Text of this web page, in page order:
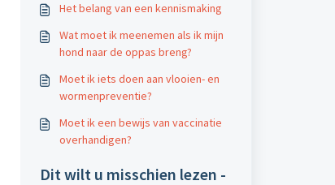
Het belang van een kennismaking
Wat moet ik meenemen als ik mijn
hond naar de oppas breng?
Moet ik iets doen aan vlooien- en
wormenpreventie?
Moet ik een bewijs van vaccinatie
overhandigen?
Dit wilt u misschien lezen -